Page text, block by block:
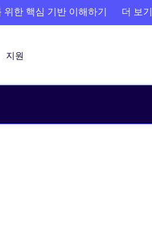
위한 핵심 기반 이해하기 더 보기
지원